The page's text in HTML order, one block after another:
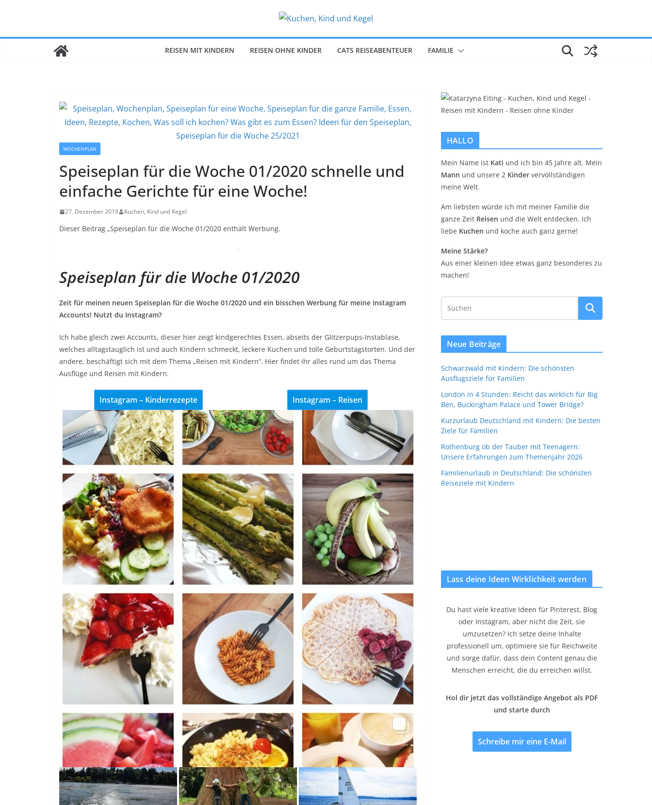
REISEN MIT KINDERN REISEN OHNE KINDER CATS REISEABENTEUER FAMILIE
WOCHENPLAN
Speiseplan für die Woche 01/2020 schnelle und
einfache Gerichte für eine Woche!
27. Dezember 2019 Kuchen, Kind und Kegel
Dieser Beitrag „Speiseplan für die Woche 01/2020 enthält Werbung.
Speiseplan für die Woche 01/2020
Zeit für meinen neuen Speiseplan für die Woche 01/2020 und ein bisschen Werbung für meine Instagram
Accounts! Nutzt du Instagram?
Ich habe gleich zwei Accounts, dieser hier zeigt kindgerechtes Essen, abseits der Glitzerpups-Instablase,
welches alltagstauglich ist und auch Kindern schmeckt, leckere Kuchen und tolle Geburtstagstorten. Und der
andere, beschäftigt sich mit dem Thema „Reisen mit Kindern“. Hier findet ihr alles rund um das Thema
Ausflüge und Reisen mit Kindern.
Instagram – Kinderrezepte Instagram – Reisen
HALLO
Mein Name ist Kati und ich bin 45 Jahre alt. Mein
Mann und unsere 2 Kinder vervollständigen
meine Welt.
Am liebsten würde ich mit meiner Familie die
ganze Zeit Reisen und die Welt entdecken. Ich
liebe Kuchen und koche auch ganz gerne!
Meine Stärke?
Aus einer kleinen Idee etwas ganz besonderes zu
machen!
Neue Beiträge
Schwarzwald mit Kindern: Die schönsten
Ausflugsziele für Familien
London in 4 Stunden: Reicht das wirklich für Big
Ben, Buckingham Palace und Tower Bridge?
Kurzurlaub Deutschland mit Kindern: Die besten
Ziele für Familien
Rothenburg ob der Tauber mit Teenagern:
Unsere Erfahrungen zum Themenjahr 2026
Familienurlaub in Deutschland: Die schönsten
Reiseziele mit Kindern
Lass deine Ideen Wirklichkeit werden
Du hast viele kreative Ideen für Pinterest, Blog
oder Instagram, aber nicht die Zeit, sie
umzusetzen? Ich setze deine Inhalte
professionell um, optimiere sie für Reichweite
und sorge dafür, dass dein Content genau die
Menschen erreicht, die du erreichen willst.
Hol dir jetzt das vollständige Angebot als PDF
und starte durch
Schreibe mir eine E-Mail